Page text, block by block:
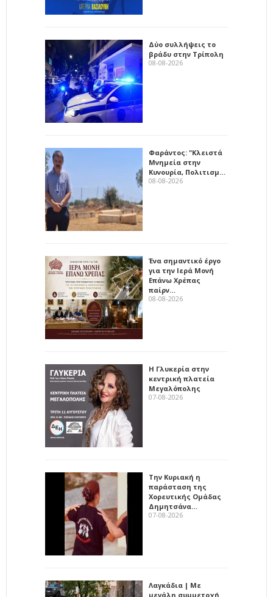
Δύο συλλήψεις το
βράδυ στην Τρίπολη
08-08-2026
Φαράντος: "Κλειστά
Μνημεία στην
Κυνουρία, Πολιτισμ…
08-08-2026
Ένα σημαντικό έργο
για την Ιερά Μονή
Επάνω Χρέπας
παίρν…
08-08-2026
Η Γλυκερία στην
κεντρική πλατεία
Μεγαλόπολης
07-08-2026
Την Κυριακή η
παράσταση της
Χορευτικής Ομάδας
Δημητσάνα…
07-08-2026
Λαγκάδια | Με
μεγάλη συμμετοχή